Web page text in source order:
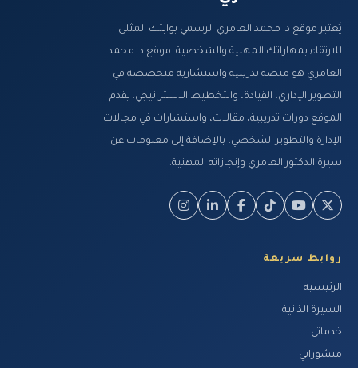
دور المقارنة المرجعية في تحسين إدارة
1512 مشاهدة
نظام ضبط الجودة وحساب تكاليفها
1224 مشاهدة
باتخاذ القرارات مع د. محمد الع...
1234 مشاهدة
يُعتبر موقع د. محمد العامري الرسمي بوابتك المثلى
للارتقاء بمهاراتك المهنية والشخصية. موقع د. محمد
العامري هو منصة تدريبية واستشارية متخصصة في
التطوير الإداري، القيادة، والتخطيط الاستراتيجي. يقدم
الموقع دورات تدريبية، مقالات، واستشارات في مجالات
الإدارة والتطوير الشخصي، بالإضافة إلى معلومات عن
سيرة الدكتور العامري وإنجازاته المهنية.
روابط سريعة
الرئيسية
السيرة الذاتية
خدماتي
منشوراتي